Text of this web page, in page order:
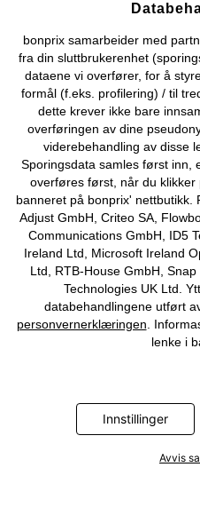
Om Oss
© 2026
bonprix samarbeider med
fra din sluttbrukerenhet
dataene vi overfører, for å
formål (f.eks. profilering) / til
dette krever ikke bare
overføringen av dine
viderebehandling av disse
Sporingsdata samles først inn,
overføres først, når du klikker
banneret på bonprix' nettbutikk.
Adjust GmbH, Criteo SA,
Communications GmbH, ID5
Ireland Ltd, Microsoft Ireland
Ltd, RTB-House GmbH,
Technologies UK Ltd.
databehandlingene utført
personvernerklæringen .
lenke i
Innstillinger
Avvis